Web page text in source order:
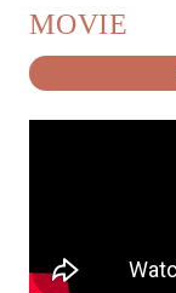
MOVIE